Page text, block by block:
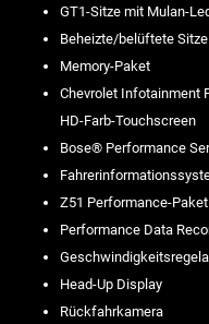
GT1-Sitze mit Mulan-
Beheizte/belüftete
Memory-Paket
Chevrolet Infotainment
HD-Farb-Touchscreen
Bose® Performance
Z51 Performance-Paket
Performance Data
Head-Up Display
Rückfahrkamera